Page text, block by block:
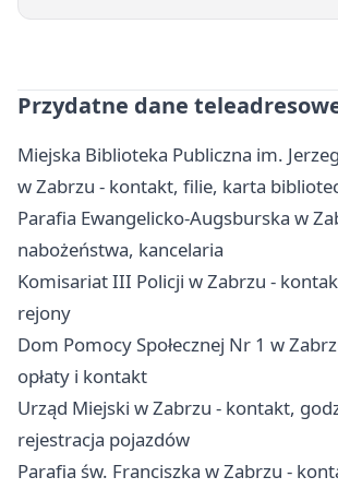
Przydatne dane
Miejska Biblioteka Publiczna im.
w Zabrzu - kontakt, filie, karta
Parafia Ewangelicko-Augsburska w
nabożeństwa, kancelaria
Komisariat III Policji w Zabrzu -
rejony
Dom Pomocy Społecznej Nr 1 w
opłaty i kontakt
Urząd Miejski w Zabrzu - kontakt,
rejestracja pojazdów
Parafia św. Franciszka w Zabrzu -